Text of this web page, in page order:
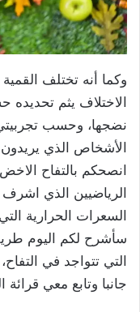
وكما أنه تختلف
الاختلاف يثم
نضجها، وحسب
الأشخاص الذي
انصحكم بالتفاح
الرياضيين الذي اشرف
السعرات الحرارية
سأشرح لكم اليوم
التي تتواجد في
جانبا وتابع معي قرائة